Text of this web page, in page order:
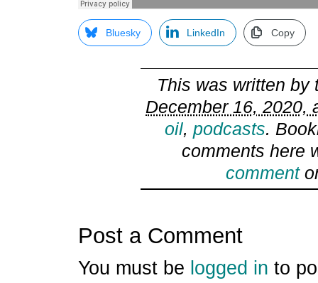
Bluesky LinkedIn Copy
This was written by
December 16, 2020,
oil, podcasts.
comments here
comment
Post a Comment
You must be logged in to